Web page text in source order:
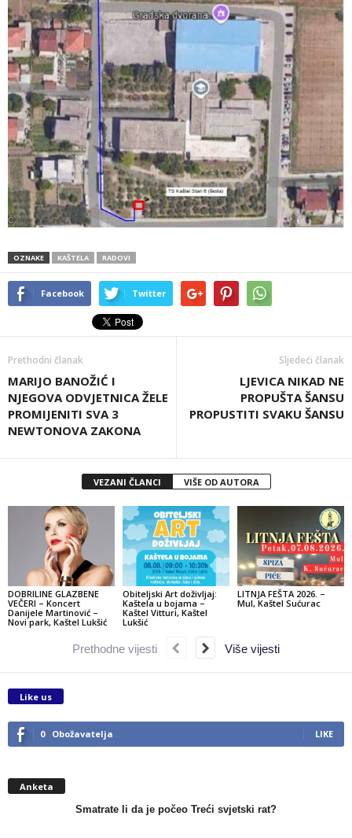
OZNAKE KAŠTELA RADOVI
Facebook Twitter
Prethodni članak
MARIJO BANOŽIĆ I
NJEGOVA ODVJETNICA ŽELE
PROMIJENITI SVA 3
NEWTONOVA ZAKONA
Sljedeći članak
LJEVICA NIKAD NE
PROPUŠTA ŠANSU
PROPUSTITI SVAKU ŠANSU
VEZANI ČLANCI VIŠE OD AUTORA
DOBRILINE GLAZBENE
VEČERI – Koncert
Danijele Martinović –
Novi park, Kaštel Lukšić
Obiteljski Art doživljaj:
Kaštela u bojama –
Kaštel Vitturi, Kaštel
Lukšić
LITNJA FEŠTA 2026. –
Mul, Kaštel Sućurac
Prethodne vijesti Više vijesti
Like us
0 Obožavatelja LIKE
Anketa
Smatrate li da je počeo Treći svjetski rat?